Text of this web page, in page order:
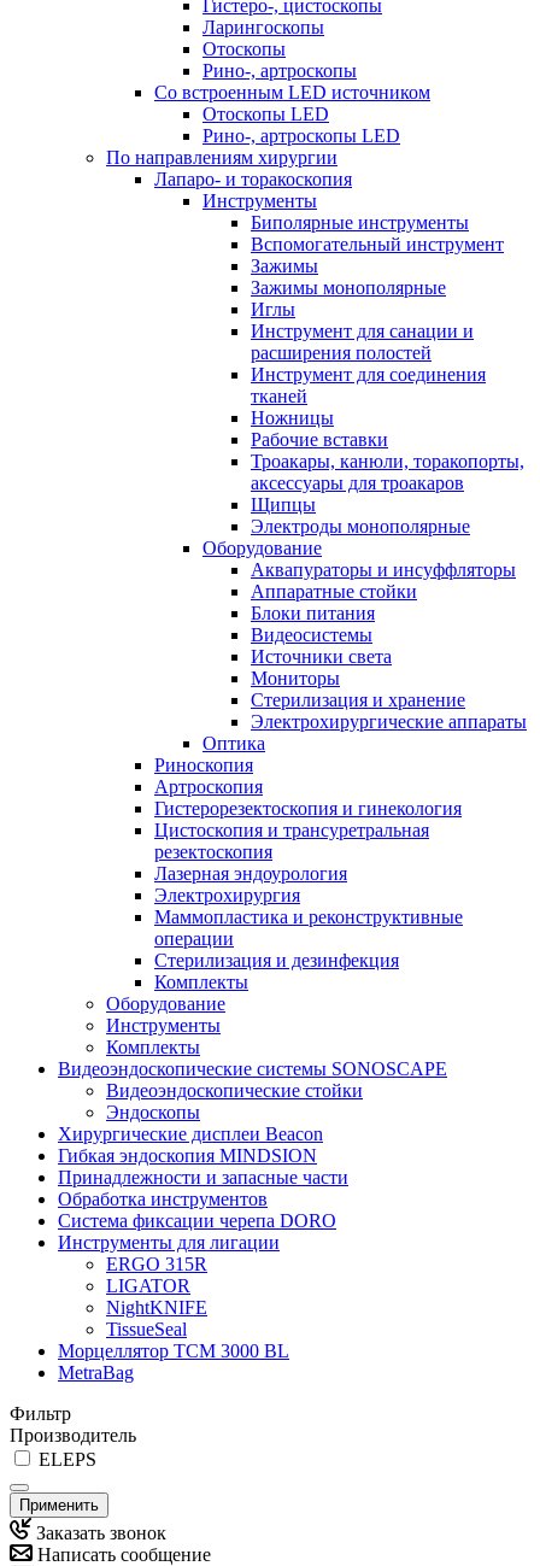
Гистеро-, цистоскопы
Ларингоскопы
Отоскопы
Рино-, артроскопы
Со встроенным LED источником
Отоскопы LED
Рино-, артроскопы LED
По направлениям хирургии
Лапаро- и торакоскопия
Инструменты
Биполярные инструменты
Вспомогательный инструмент
Зажимы
Зажимы монополярные
Иглы
Инструмент для санации и
расширения полостей
Инструмент для соединения
тканей
Ножницы
Рабочие вставки
Троакары, канюли, торакопорты,
аксессуары для троакаров
Щипцы
Электроды монополярные
Оборудование
Аквапураторы и инсуффляторы
Аппаратные стойки
Блоки питания
Видеосистемы
Источники света
Мониторы
Стерилизация и хранение
Электрохирургические аппараты
Оптика
Риноскопия
Артроскопия
Гистерорезектоскопия и гинекология
Цистоскопия и трансуретральная
резектоскопия
Лазерная эндоурология
Электрохирургия
Маммопластика и реконструктивные
операции
Стерилизация и дезинфекция
Комплекты
Оборудование
Инструменты
Комплекты
Видеоэндоскопические системы SONOSCAPE
Видеоэндоскопические стойки
Эндоскопы
Хирургические дисплеи Beacon
Гибкая эндоскопия MINDSION
Принадлежности и запасные части
Обработка инструментов
Система фиксации черепа DORO
Инструменты для лигации
ERGO 315R
LIGATOR
NightKNIFE
TissueSeal
Морцеллятор ТСМ 3000 BL
MetraBag
Фильтр
Производитель
ELEPS
Применить
Заказать звонок
Написать сообщение